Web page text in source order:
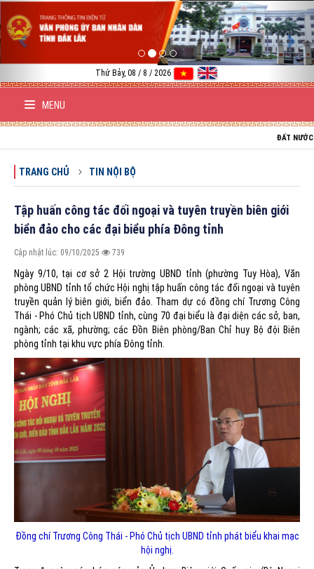
Thứ Bảy, 08 / 8 / 2026
MENU
ĐẤT NƯỚC VIỆT
TRANG CHỦ TIN NỘI BỘ
Tập huấn công tác đối ngoại và tuyên truyền biên giới
biển đảo cho các đại biểu phía Đông tỉnh
Cập nhật lúc: 09/10/2025 739
Ngày 9/10, tại cơ sở 2 Hội trường UBND tỉnh (phường Tuy Hòa), Văn
phòng UBND tỉnh tổ chức Hội nghị tập huấn công tác đối ngoại và tuyên
truyền quản lý biên giới, biển đảo. Tham dự có đồng chí Trương Công
Thái - Phó Chủ tịch UBND tỉnh, cùng 70 đại biểu là đại diện các sở, ban,
ngành; các xã, phường; các Đồn Biên phòng/Ban Chỉ huy Bộ đội Biên
phòng tỉnh tại khu vực phía Đông tỉnh.
Đồng chí Trương Công Thái - Phó Chủ tịch UBND tỉnh phát biểu khai mạc
hội nghị.